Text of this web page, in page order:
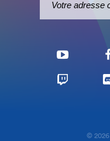
© 2026